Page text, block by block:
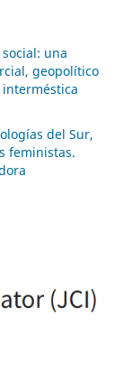
una
geopolítico
del Sur,
feministas.